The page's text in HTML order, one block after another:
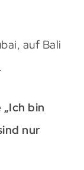
auf Bali
bin
nur